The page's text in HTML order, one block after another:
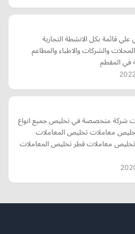
قائمة بكل الانشطة التجارية
والشركات والاطباء والمطاعم
في المقطم
شركة متخصصة في تخليص جميع انواع
معاملات تخليص المعاملات
معاملات قطر تخليص المعاملات